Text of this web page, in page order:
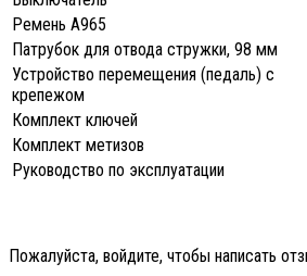
Ремень А965
Патрубок для отвода стружки, 98 мм
Устройство перемещения (педаль) с
крепежом
Комплект ключей
Комплект метизов
Руководство по эксплуатации
Пожалуйста, войдите, чтобы написать